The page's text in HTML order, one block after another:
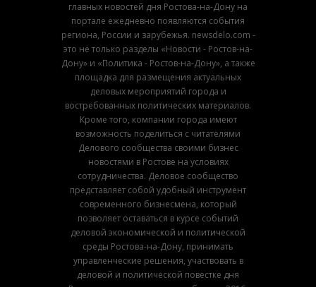
главных новостей дня Ростова-на-Дону на
портале ежедневно появляются события
региона, России и зарубежья. newsdelo.com -
это не только разделы «Новости - Ростов-на-
Дону» и «Политика - Ростов-на-Дону», а также
площадка для размещения актуальных
деловых мероприятий города и
востребованных политических материалов.
Кроме того, компании города имеют
возможность поделиться с читателями
Делового сообщества своими бизнес
новостями в Ростове на условиях
сотрудничества. Деловое сообщество
представляет собой удобный инструмент
современного бизнесмена, который
позволяет оставаться в курсе событий
деловой экономической и политической
среды Ростова-на-Дону, принимать
управленческие решения, участвовать в
деловой и политической повестке дня